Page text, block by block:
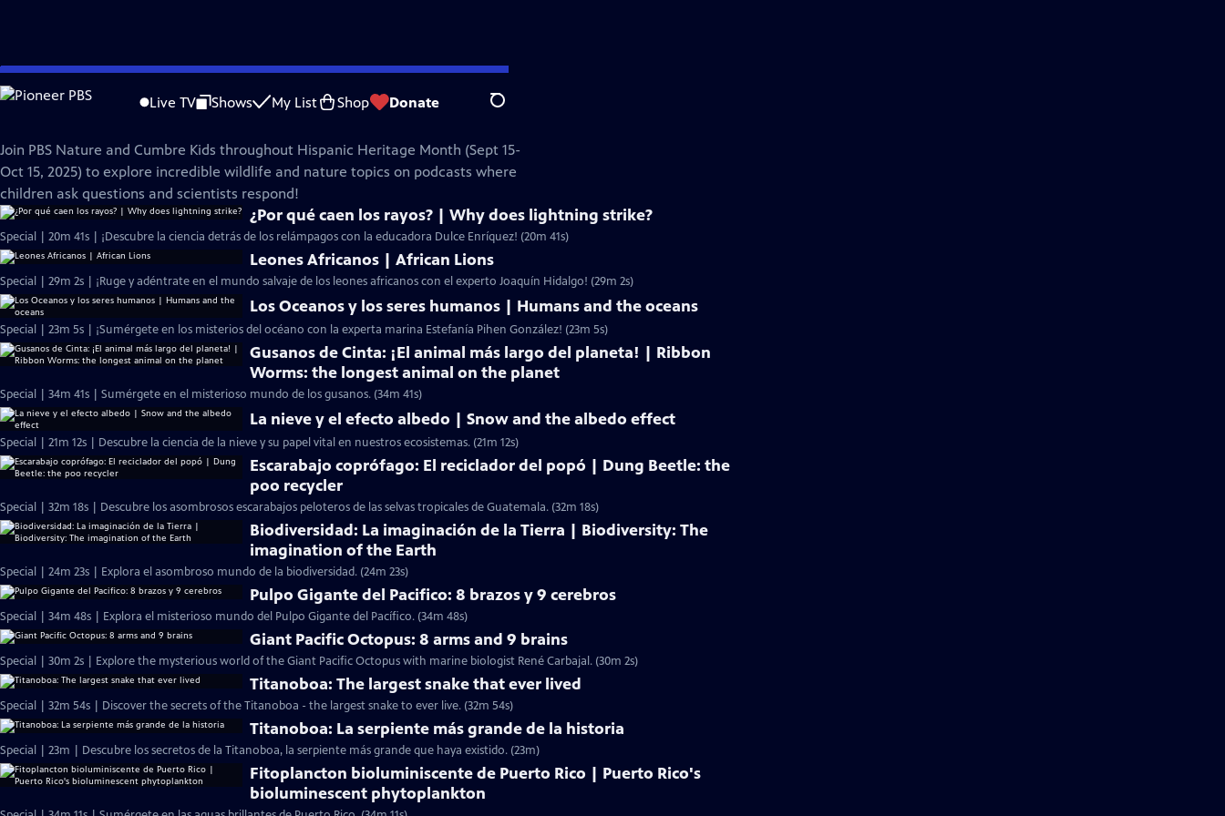
Skip
to
Live TV Shows My List Shop Donate Search
Nature
Join PBS Nature and Cumbre Kids throughout Hispanic Heritage Month (Sept 15-
Oct 15, 2025) to explore incredible wildlife and nature topics on podcasts where
children ask questions and scientists respond!
¿Por qué caen los rayos? | Why does lightning strike?
Special | 20m 41s | ¡Descubre la ciencia detrás de los relámpagos con la educadora Dulce Enríquez! (20m 41s)
Leones Africanos | African Lions
Special | 29m 2s | ¡Ruge y adéntrate en el mundo salvaje de los leones africanos con el experto Joaquín Hidalgo! (29m 2s)
Los Oceanos y los seres humanos | Humans and the oceans
Special | 23m 5s | ¡Sumérgete en los misterios del océano con la experta marina Estefanía Pihen González! (23m 5s)
Gusanos de Cinta: ¡El animal más largo del planeta! | Ribbon
Worms: the longest animal on the planet
Special | 34m 41s | Sumérgete en el misterioso mundo de los gusanos. (34m 41s)
La nieve y el efecto albedo | Snow and the albedo effect
Special | 21m 12s | Descubre la ciencia de la nieve y su papel vital en nuestros ecosistemas. (21m 12s)
Escarabajo coprófago: El reciclador del popó | Dung Beetle: the
poo recycler
Special | 32m 18s | Descubre los asombrosos escarabajos peloteros de las selvas tropicales de Guatemala. (32m 18s)
Biodiversidad: La imaginación de la Tierra | Biodiversity: The
imagination of the Earth
Special | 24m 23s | Explora el asombroso mundo de la biodiversidad. (24m 23s)
Pulpo Gigante del Pacifico: 8 brazos y 9 cerebros
Special | 34m 48s | Explora el misterioso mundo del Pulpo Gigante del Pacífico. (34m 48s)
Giant Pacific Octopus: 8 arms and 9 brains
Special | 30m 2s | Explore the mysterious world of the Giant Pacific Octopus with marine biologist René Carbajal. (30m 2s)
Titanoboa: The largest snake that ever lived
Special | 32m 54s | Discover the secrets of the Titanoboa - the largest snake to ever live. (32m 54s)
Titanoboa: La serpiente más grande de la historia
Special | 23m | Descubre los secretos de la Titanoboa, la serpiente más grande que haya existido. (23m)
Fitoplancton bioluminiscente de Puerto Rico | Puerto Rico's
bioluminescent phytoplankton